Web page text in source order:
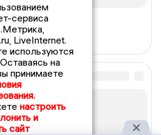
сервиса
LiveInternet.
используются
на
принимаете
настроить
и
сайт